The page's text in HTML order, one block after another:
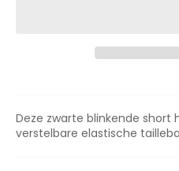
Deze zwarte blinkende short
verstelbare elastische